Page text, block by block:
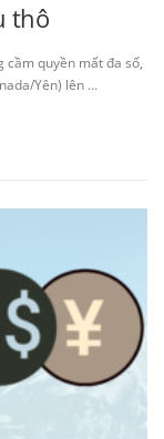
thô
cầm quyền mất đa số,
Yên) lên …